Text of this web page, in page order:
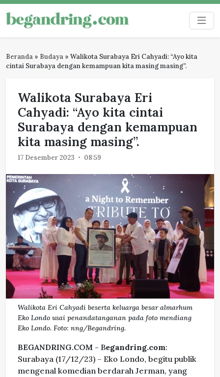
Skip
to
content
Begandring
Menjaga ingatan untuk masa depan
Beranda » Budaya » Walikota Surabaya Eri Cahyadi: “Ayo kita
cintai Surabaya dengan kemampuan kita masing masing”.
Walikota Surabaya Eri
Cahyadi: “Ayo kita cintai
Surabaya dengan kemampuan
kita masing masing”.
17 Desember 2023 08:59
Walikota Eri Cahyadi beserta keluarga besar almarhum
Eko Londo usai penandatanganan pada foto mendiang
Eko Londo. Foto: nng/Begandring.
BEGANDRING.COM - Begandring.com:
Surabaya (17/12/23) – Eko Londo, begitu publik
mengenal komedian berdarah Jerman, yang